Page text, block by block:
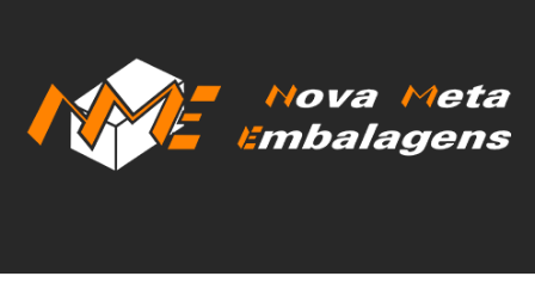
conteúdo